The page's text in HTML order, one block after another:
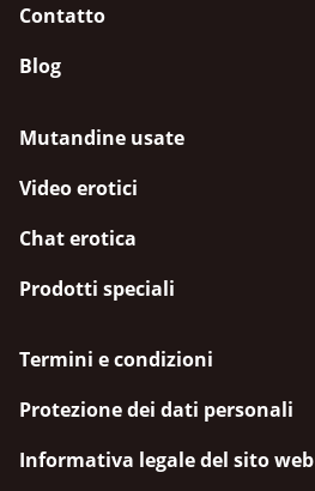
Contatto
Blog
Mutandine usate
Video erotici
Chat erotica
Prodotti speciali
Termini e condizioni
Protezione dei dati personali
Informativa legale del sito web